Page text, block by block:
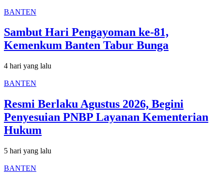
BANTEN
Sambut Hari Pengayoman ke-81,
Kemenkum Banten Tabur Bunga
4 hari yang lalu
BANTEN
Resmi Berlaku Agustus 2026, Begini
Penyesuian PNBP Layanan Kementerian
Hukum
5 hari yang lalu
BANTEN